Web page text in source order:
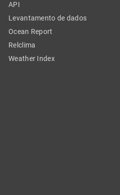
API
Levantamento de dados
Ocean Report
Relclima
Weather Index